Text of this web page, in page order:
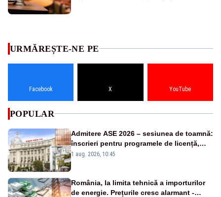
URMĂREȘTE-NE PE
Facebook X YouTube
POPULAR
Admitere ASE 2026 – sesiunea de toamnă:
înscrieri pentru programele de licență,
masterat și doctorat
1 aug. 2026, 10:45
România, la limita tehnică a importurilor
de energie. Prețurile cresc alarmant -